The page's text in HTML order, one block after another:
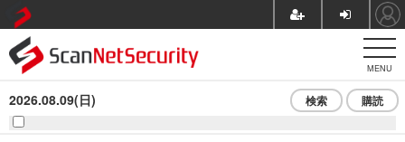
MENU
2026.08.09(日) 検索 購読